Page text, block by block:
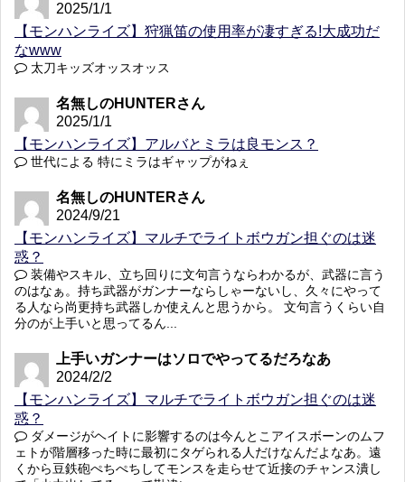
2025/1/1
【モンハンライズ】狩猟笛の使用率が凄すぎる!大成功だ
なwww
太刀キッズオッスオッス
名無しのHUNTERさん
2025/1/1
【モンハンライズ】アルバとミラは良モンス？
世代による 特にミラはギャップがねぇ
名無しのHUNTERさん
2024/9/21
【モンハンライズ】マルチでライトボウガン担ぐのは迷
惑？
装備やスキル、立ち回りに文句言うならわかるが、武器に言う
のはなぁ。持ち武器がガンナーならしゃーないし、久々にやって
る人なら尚更持ち武器しか使えんと思うから。 文句言うくらい自
分のが上手いと思ってるん...
上手いガンナーはソロでやってるだろなあ
2024/2/2
【モンハンライズ】マルチでライトボウガン担ぐのは迷
惑？
ダメージがヘイトに影響するのは今んとこアイスボーンのムフ
ェトが階層移った時に最初にタゲられる人だけなんだよなあ。遠
くから豆鉄砲ぺちぺちしてモンスを走らせて近接のチャンス潰し